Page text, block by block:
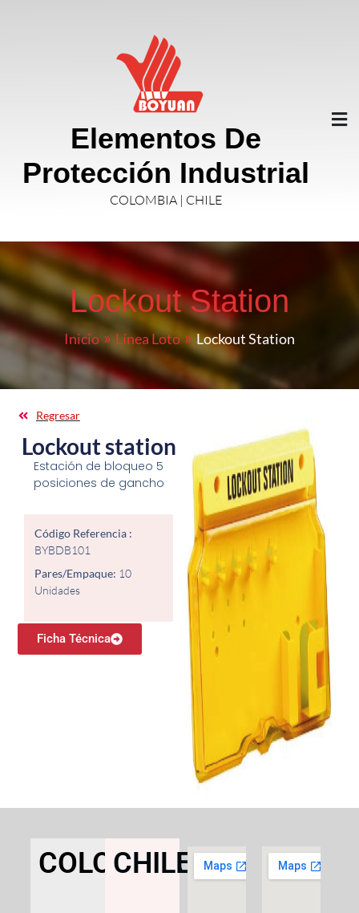
Elementos De
Protección Industrial
COLOMBIA | CHILE
Lockout Station
Inicio Línea Loto Lockout Station
Lockout station
Estación de bloqueo 5
posiciones de gancho
Código Referencia :
BYBDB101
Pares/Empaque: 10
Unidades
Ficha Técnica
Regresar
COLOMBIA
CHILE